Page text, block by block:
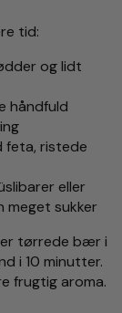
tid:
og lidt
håndfuld
feta, ristede
eller
meget sukker
tørrede bær i
i 10 minutter.
frugtig aroma.